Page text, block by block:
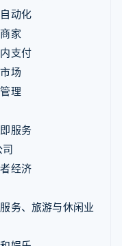
动化
家
支付
场
理
服务
司
经济
务、旅游与休闲业